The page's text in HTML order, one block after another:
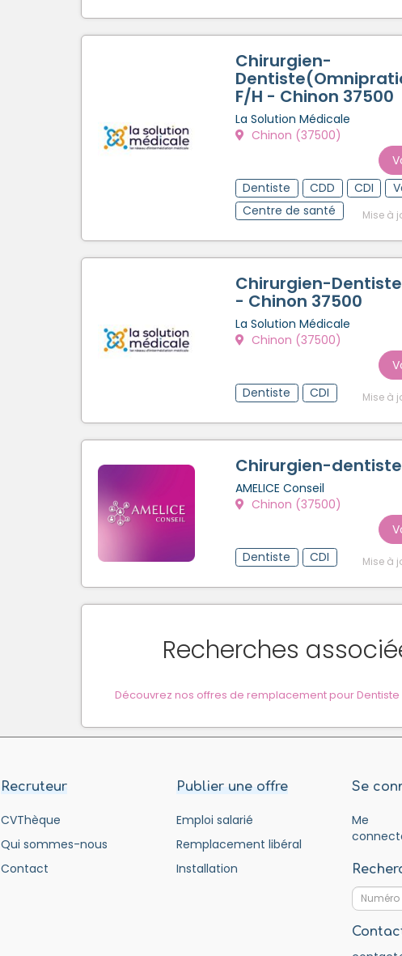
Chirurgien-
F/H - Chinon 37500
La Solution Médicale
Chinon (37500)
Dentiste
CDD CDI
Centre de santé
Mise à
Chirurgien-Dentiste
- Chinon 37500
La Solution Médicale
Chinon (37500)
Dentiste
CDI Mise à
Chirurgien-dentiste
AMELICE Conseil
Chinon (37500)
Dentiste
CDI Mise à
Recherches
Découvrez nos offres de remplacement pour Dentiste
Recruteur
CVThèque
Qui sommes-nous
Contact
Publier une offre
Emploi salarié
Remplacement libéral
Installation
Se
Me